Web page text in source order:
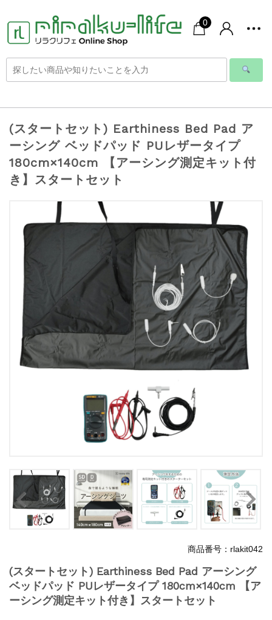
0
(スタートセット) Earthiness Bed Pad ア
ーシング ベッドパッド PUレザータイプ
180cm×140cm 【アーシング測定キット付
き】スタートセット
商品番号：rlakit042
(スタートセット) Earthiness Bed Pad アーシング
ベッドパッド PUレザータイプ 180cm×140cm 【ア
ーシング測定キット付き】スタートセット